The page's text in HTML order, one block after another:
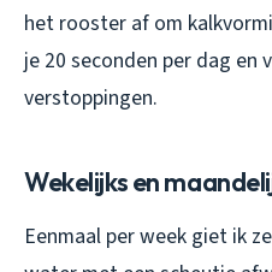
het rooster af om
je 20 seconden per dag en
verstoppingen.
Wekelijks en
Eenmaal per week giet ik